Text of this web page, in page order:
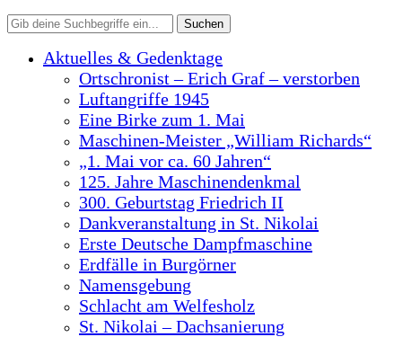
Aktuelles & Gedenktage
Ortschronist – Erich Graf – verstorben
Luftangriffe 1945
Eine Birke zum 1. Mai
Maschinen-Meister „William Richards“
„1. Mai vor ca. 60 Jahren“
125. Jahre Maschinendenkmal
300. Geburtstag Friedrich II
Dankveranstaltung in St. Nikolai
Erste Deutsche Dampfmaschine
Erdfälle in Burgörner
Namensgebung
Schlacht am Welfesholz
St. Nikolai – Dachsanierung